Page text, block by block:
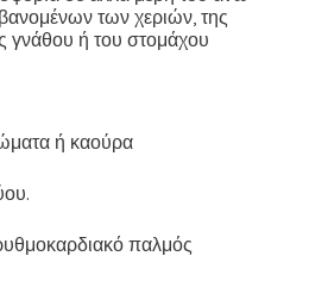
των χεριών, της
γνάθου ή του στομάχου
ή καούρα
παλμός